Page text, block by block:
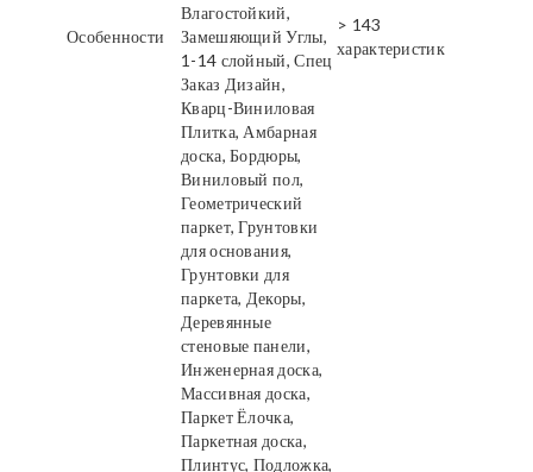
Особенности
Влагостойкий,
Замешяющий Углы,
1-14 слойный, Спец
Заказ Дизайн,
> 143
характеристик
Кварц-Виниловая
Плитка, Амбарная
доска, Бордюры,
Виниловый пол,
Геометрический
паркет, Грунтовки
для основания,
Грунтовки для
паркета, Декоры,
Деревянные
стеновые панели,
Инженерная доска,
Массивная доска,
Паркет Ёлочка,
Паркетная доска,
Плинтус, Подложка,